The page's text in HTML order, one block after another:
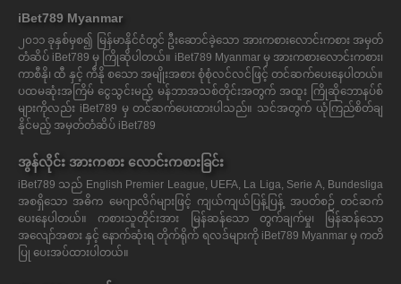
iBet789 Myanmar
၂၀၁၁ ခုနှစ်မှစ၍ မြန်မာနိုင်ငံတွင် ဦးဆောင်ခဲ့သော အားကစားလောင်းကစား အမှတ်
တံဆိပ် iBet789 မှ ကြိုဆိုပါတယ်။ iBet789 Myanmar မှ အားကစားလောင်းကစား၊
ကာစီနို၊ ထီ နှင့် ကီနို စသော အမျိုးအစား စုံစုံလင်လင်ဖြင့် တင်ဆက်ပေးနေပါတယ်။
ပထမဆုံးအကြိမ် ငွေသွင်းမည့် မန်ဘာအသစ်တိုင်းအတွက် အထူး ကြိုဆိုဘောနပ်စ်
များကိုလည်း iBet789 မှ တင်ဆက်ပေးထားပါသည်။ သင်အတွက် ယုံကြည်စိတ်ချ
နိုင်မည့် အမှတ်တံဆိပ် iBet789
အွန်လိုင်း အားကစား လောင်းကစားခြင်း
iBet789 သည် English Premier League, UEFA, La Liga, Serie A, Bundesliga
အစရှိသော အဓိက မေဂျာလိဂ်များဖြင့် ကျယ်ကျယ်ပြန့်ပြန့် အပတ်စဉ် တင်ဆက်
ပေးနေပါတယ်။ ကစားသူတိုင်းအား မြန်ဆန်သော တွက်ချက်မှု၊ မြန်ဆန်သော
အလျော်အစား နှင့် နောက်ဆုံးရ တိုက်ရိုက် ရလဒ်များကို iBet789 Myanmar မှ ကတိ
ပြု ပေးအပ်ထားပါတယ်။